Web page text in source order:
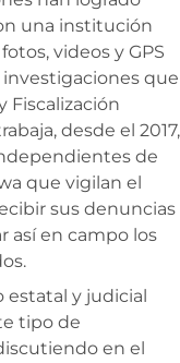
una institución
videos y GPS
que
Fiscalización
desde el 2017,
de
que vigilan el
sus denuncias
así en campo los
estatal y judicial
tipo de
en el